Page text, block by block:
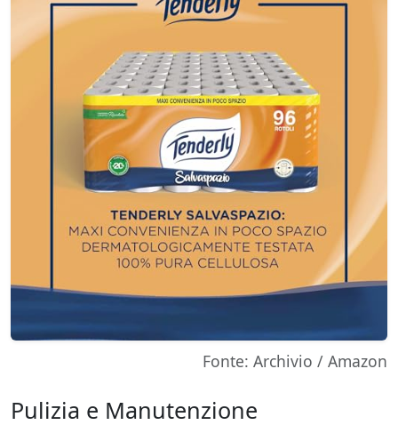
Fonte: Archivio / Amazon
Pulizia e Manutenzione